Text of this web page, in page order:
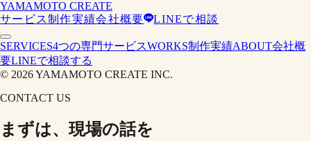
YAMAMOTO CREATE
サービス制作実績会社概要 LINEで相談
SERVICES4つの専門サービスWORKS制作実績ABOUT会社概
要LINEで相談する
© 2026YAMAMOTO CREATE INC.
CONTACT US
まずは、現場の話を